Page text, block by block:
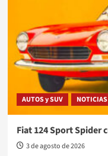
AUTOS y SUV NOTICIAS
Fiat 124 Sport Spider
3 de agosto de 2026